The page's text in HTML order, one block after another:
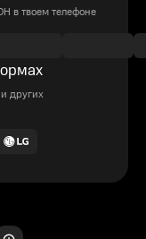
в твоем телефоне
других